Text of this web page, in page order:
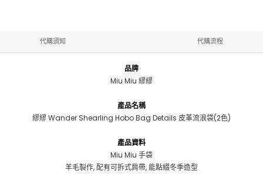
代購須知 代購流程
品牌
Miu Miu 繆繆
產品名稱
繆繆 Wander Shearling Hobo Bag Details 皮革流浪袋(2色)
產品資料
Miu Miu 手袋
羊毛製作, 配有可拆式肩帶, 能點綴冬季造型